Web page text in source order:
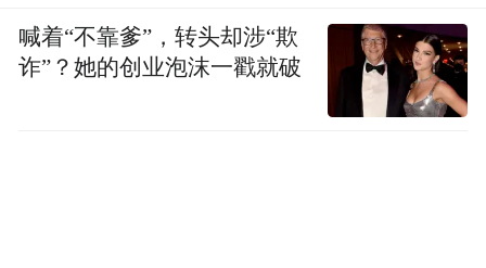
喊着“不靠爹”，转头却涉“欺
诈”？她的创业泡沫一戳就破